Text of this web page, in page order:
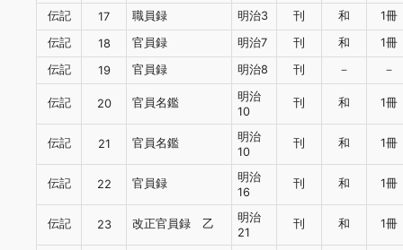
伝記
17 職員録 明治3 刊 和
1冊
伝記
18 官員録 明治7 刊 和
1冊
伝記
19 官員録 明治8 刊 － －
伝記 20 官員名鑑
明治
10
刊 和 1冊
伝記 21 官員名鑑
明治
10
刊 和 1冊
伝記 22 官員録
明治
16
刊 和 1冊
伝記 23 改正官員録 乙
明治
21
刊 和 1冊